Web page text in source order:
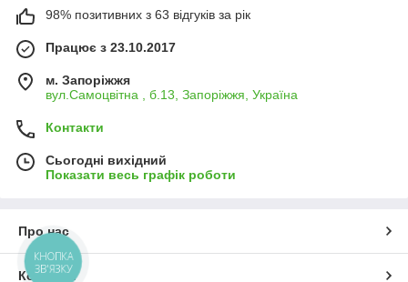
98% позитивних з 63 відгуків за рік
Працює з 23.10.2017
м. Запоріжжя
вул.Самоцвітна , б.13, Запоріжжя, Україна
Контакти
Сьогодні вихідний
Показати весь графік роботи
Про нас
Контакти
КНОПКА
ЗВ'ЯЗКУ